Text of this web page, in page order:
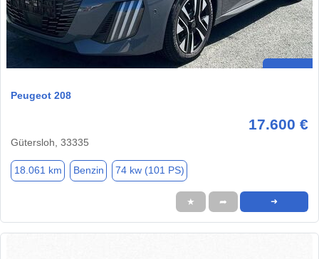
Peugeot 208
17.600 €
Gütersloh, 33335
18.061 km Benzin 74 kw (101 PS)
★ ➦ ➜